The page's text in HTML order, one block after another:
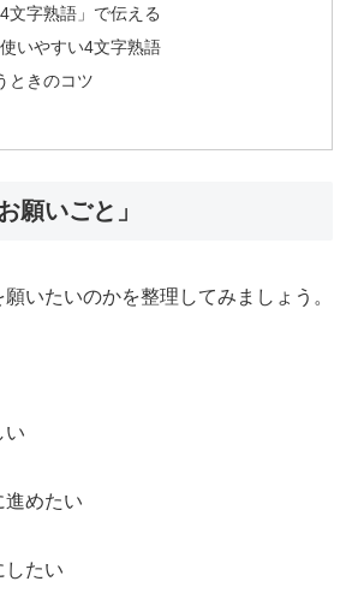
文字熟語」で伝える
いやすい4文字熟語
ときのコツ
願いごと」
いたいのかを整理してみましょう。
い
進めたい
したい